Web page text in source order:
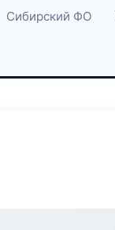
Сибирский ФО